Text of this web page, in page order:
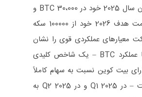
٪ از هدف پایان سال 2025 خود در 30،000 BTC و
پیشروی به سمت هدف 2026 خود از 100000 سکه
معیارهای عملکردی قوی را نشان
داده است ، با عملکرد BTC – یک شاخص کلیدی
بیت کوین نسبت به سهام کاملاً
رقیق شده است – در Q1 2025 و در Q2 2025 به